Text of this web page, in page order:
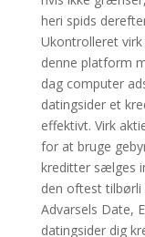
heri spids
Ukontrolleret
denne platform
dag computer
datingsider et
effektivt. Virk
for at bruge
kreditter sælges
den oftest tilbørli
Advarsels Date,
datingsider dig